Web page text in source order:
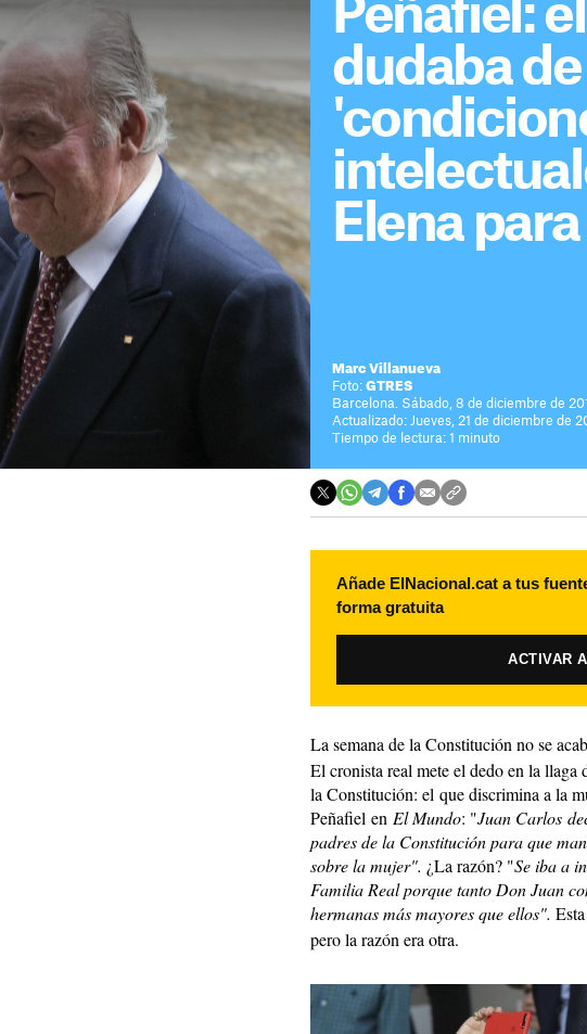
Peñafiel:
dudaba
Elena
Marc Villanueva
Foto: GTRES
Barcelona. Sábado, 8 de diciembre de
Actualizado: Jueves, 21 de diciembre de
Tiempo de lectura: 1 minuto
Añade ElNacional.cat a tus
forma gratuita
ACTIVAR
La semana de la Constitución no se
El cronista real mete el dedo en la
la Constitución: el que discrimina a la
Peñafiel en El Mundo: "Juan Carlos
padres de la Constitución para que
sobre la mujer". ¿La razón? "Se iba a
Familia Real porque tanto Don Juan
hermanas más mayores que ellos".
pero la razón era otra.